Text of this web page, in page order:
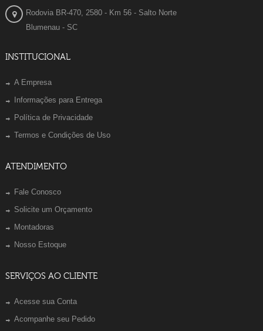
Rodovia BR-470, 2580 - Km 56 - Salto Norte
Blumenau - SC
INSTITUCIONAL
A Empresa
Informações para Entrega
Política de Privacidade
Termos e Condições de Uso
ATENDIMENTO
Fale Conosco
Solicite um Orçamento
Montadoras
Nosso Estoque
SERVIÇOS AO CLIENTE
Acesse sua Conta
Acompanhe seu Pedido